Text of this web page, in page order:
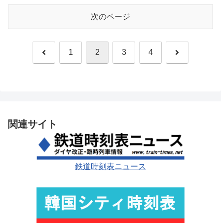
次のページ
前 1 2 3 4 次
関連サイト
鉄道時刻表ニュース